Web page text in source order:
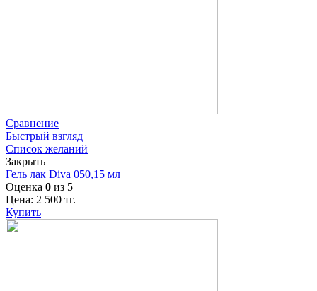
Сравнение
Быстрый взгляд
Список желаний
Закрыть
Гель лак Diva 050,15 мл
Оценка 0 из 5
Цена: 2 500 тг.
Купить